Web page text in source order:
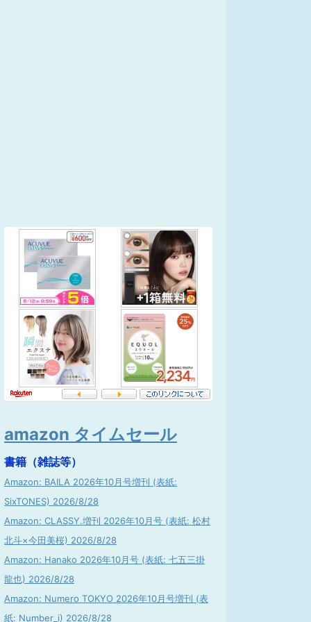
amazon タイムセール
書籍（雑誌等）
Amazon: BAILA 2026年10月号増刊 (表紙:
SixTONES) 2026/8/28
Amazon: CLASSY.増刊 2026年10月号 (表紙: 松村
北斗×今田美桜) 2026/8/28
Amazon: Hanako 2026年10月号 (表紙: 七五三掛
龍也) 2026/8/28
Amazon: Numero TOKYO 2026年10月号増刊 (表
紙: Number_i) 2026/8/28